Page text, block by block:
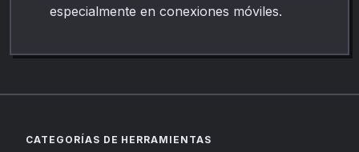
especialmente en conexiones móviles.
CATEGORÍAS DE HERRAMIENTAS